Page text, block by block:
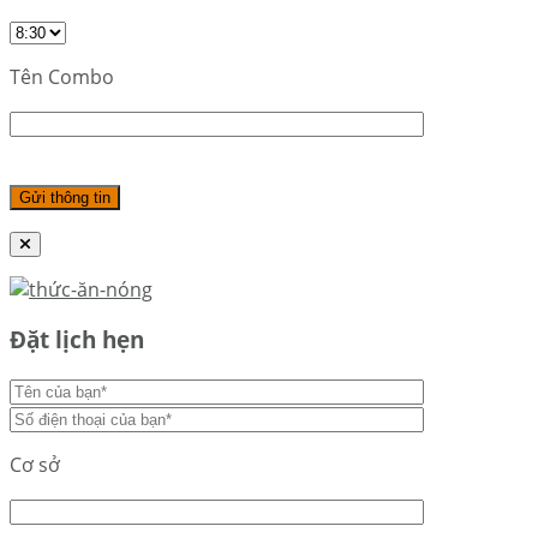
Tên Combo
Đặt lịch hẹn
Cơ sở